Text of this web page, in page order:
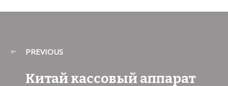
PREVIOUS
Китай кассовый аппарат